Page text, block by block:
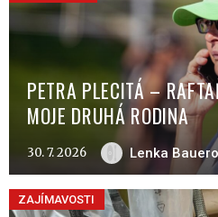
PETRA PLECITÁ –
MOJE DRUHÁ RODINA
30. 7. 2026 Lenka
ZAJÍMAVOSTI